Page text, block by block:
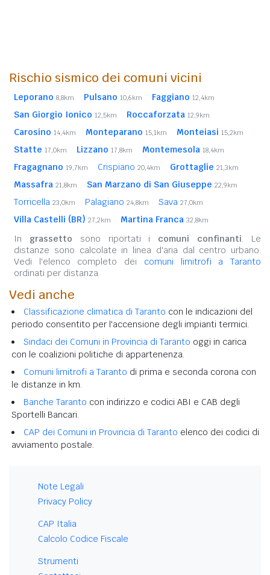
Rischio sismico dei comuni vicini
Leporano 8,8km Pulsano 10,6km Faggiano 12,4km
San Giorgio Ionico 12,5km Roccaforzata 12,9km
Carosino 14,4km Monteparano 15,1km Monteiasi 15,2km
Statte 17,0km Lizzano 17,8km Montemesola 18,4km
Fragagnano 19,7km Crispiano 20,4km Grottaglie 21,3km
Massafra 21,8km San Marzano di San Giuseppe 22,9km
Torricella 23,0km Palagiano 24,8km Sava 27,0km
Villa Castelli (BR) 27,2km Martina Franca 32,8km
In grassetto sono riportati i comuni confinanti. Le
distanze sono calcolate in linea d'aria dal centro urbano.
Vedi l'elenco completo dei comuni limitrofi a Taranto
ordinati per distanza.
Vedi anche
Classificazione climatica di Taranto con le indicazioni del
periodo consentito per l'accensione degli impianti termici.
Sindaci dei Comuni in Provincia di Taranto oggi in carica
con le coalizioni politiche di appartenenza.
Comuni limitrofi a Taranto di prima e seconda corona con
le distanze in km.
Banche Taranto con indirizzo e codici ABI e CAB degli
Sportelli Bancari.
CAP dei Comuni in Provincia di Taranto elenco dei codici di
avviamento postale.
Note Legali
Privacy Policy
CAP Italia
Calcolo Codice Fiscale
Strumenti